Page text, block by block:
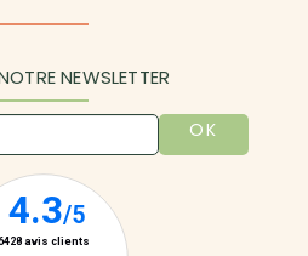
NEWSLETTER
OK